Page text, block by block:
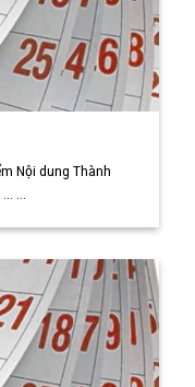
Nội dung Thành
...